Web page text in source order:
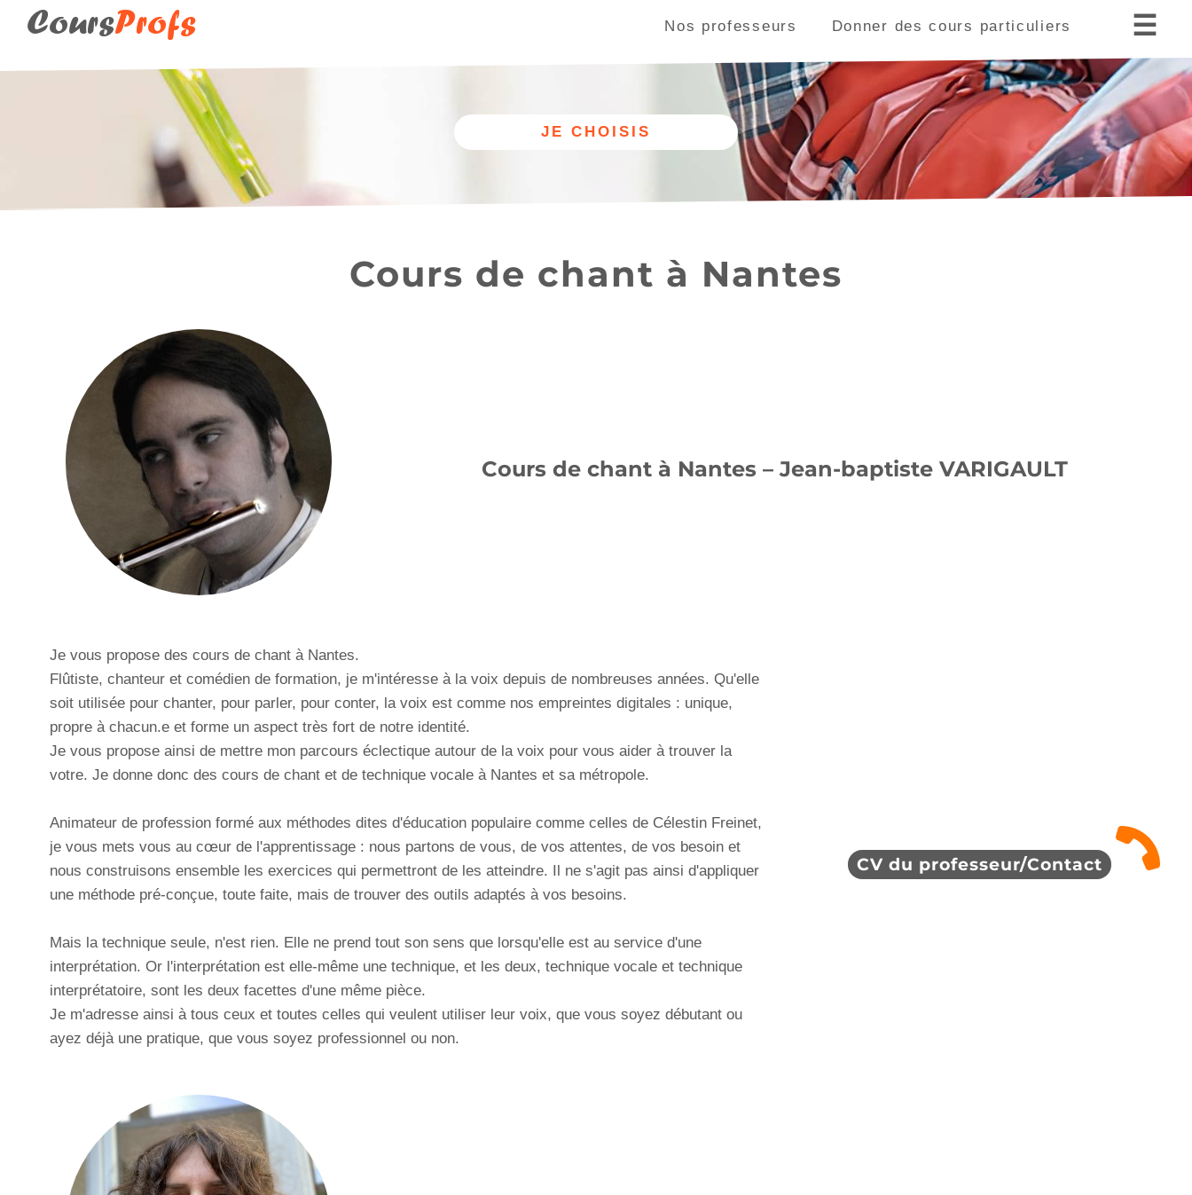
CoursProfs Nos professeurs Donner des cours particuliers ☰
Cours de chant à Nantes
Cours de chant à Nantes – Jean-baptiste VARIGAULT
Je vous propose des cours de chant à Nantes.
Flûtiste, chanteur et comédien de formation, je m'intéresse à la voix depuis de nombreuses années. Qu'elle
soit utilisée pour chanter, pour parler, pour conter, la voix est comme nos empreintes digitales : unique,
propre à chacun.e et forme un aspect très fort de notre identité.
Je vous propose ainsi de mettre mon parcours éclectique autour de la voix pour vous aider à trouver la
votre. Je donne donc des cours de chant et de technique vocale à Nantes et sa métropole.
Animateur de profession formé aux méthodes dites d'éducation populaire comme celles de Célestin Freinet,
je vous mets vous au cœur de l'apprentissage : nous partons de vous, de vos attentes, de vos besoin et
nous construisons ensemble les exercices qui permettront de les atteindre. Il ne s'agit pas ainsi d'appliquer
une méthode pré-conçue, toute faite, mais de trouver des outils adaptés à vos besoins.
Mais la technique seule, n'est rien. Elle ne prend tout son sens que lorsqu'elle est au service d'une
interprétation. Or l'interprétation est elle-même une technique, et les deux, technique vocale et technique
interprétatoire, sont les deux facettes d'une même pièce.
Je m'adresse ainsi à tous ceux et toutes celles qui veulent utiliser leur voix, que vous soyez débutant ou
ayez déjà une pratique, que vous soyez professionnel ou non.
CV du professeur/Contact